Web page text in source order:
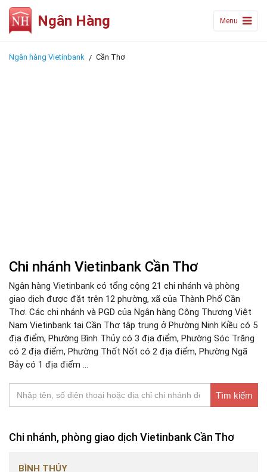
Ngân Hàng Menu
Ngân hàng Vietinbank Cần Thơ
Chi nhánh Vietinbank Cần Thơ
Ngân hàng Vietinbank có tổng cộng 21 chi nhánh và phòng
giao dịch được đặt trên 12 phường, xã của Thành Phố Cần
Thơ. Các chi nhánh và PGD của Ngân hàng Công Thương Việt
Nam Vietinbank tại Cần Thơ tập trung ở Phường Ninh Kiều có 5
địa điểm, Phường Bình Thủy có 3 địa điểm, Phường Sóc Trăng
có 2 địa điểm, Phường Thốt Nốt có 2 địa điểm, Phường Ngã
Bảy có 1 địa điểm ...
Tìm kiếm
Chi nhánh, phòng giao dịch Vietinbank Cần Thơ
BÌNH THỦY